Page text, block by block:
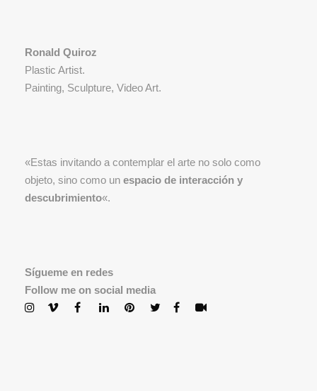
Ronald Quiroz
Plastic Artist.
Painting, Sculpture, Video Art.
«Estas invitando a contemplar el arte no solo como
objeto, sino como un espacio de interacción y
descubrimiento«.
Sígueme en redes
Follow me on social media